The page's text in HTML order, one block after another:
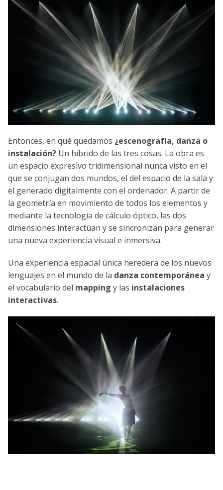
Entonces, en qué quedamos ¿escenografía, danza o
instalación? Un híbrido de las tres cosas. La obra es
un espacio expresivo tridimensional nunca visto en el
que se conjugan dos mundos, el del espacio de la sala y
el generado digitalmente con el ordenador. A partir de
la geometría en movimiento de todos los elementos y
mediante la tecnología de cálculo óptico, las dos
dimensiones interactúan y se sincronizan para generar
una nueva experiencia visual e inmersiva.
Una experiencia espacial única heredera de los nuevos
lenguajes en el mundo de la danza contemporánea y
el vocabulario del mapping y las instalaciones
interactivas.